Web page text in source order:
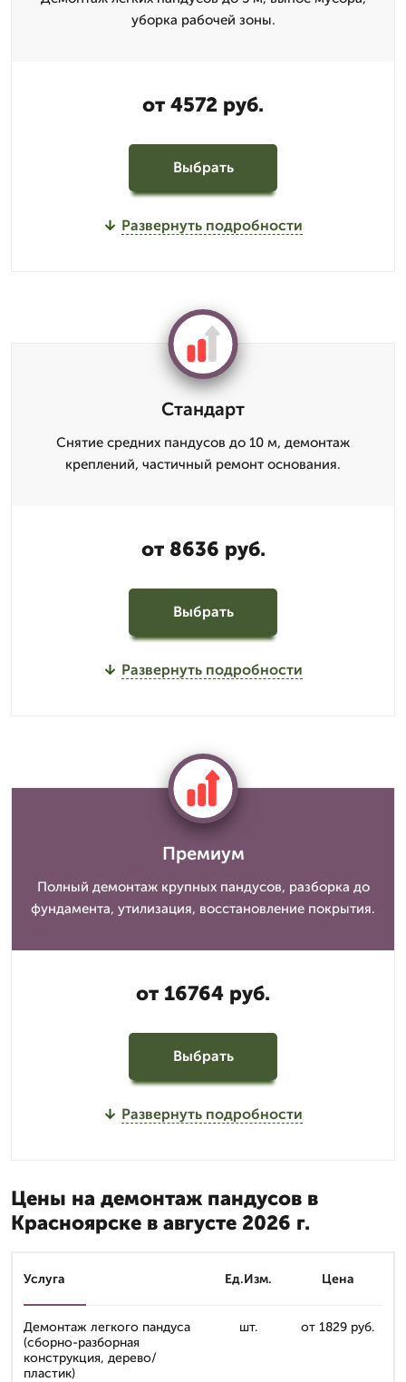
уборка рабочей зоны.
от 4572 руб.
Выбрать
Развернуть подробности
Стандарт
Снятие средних пандусов до 10 м, демонтаж
креплений, частичный ремонт основания.
от 8636 руб.
Выбрать
Развернуть подробности
Премиум
Полный демонтаж крупных пандусов, разборка до
фундамента, утилизация, восстановление покрытия.
от 16764 руб.
Выбрать
Развернуть подробности
Цены на демонтаж пандусов в
Красноярске в августе 2026 г.
Услуга Ед.Изм. Цена
Демонтаж легкого пандуса
(сборно-разборная
конструкция, дерево/
пластик)
шт. от 1829 руб.